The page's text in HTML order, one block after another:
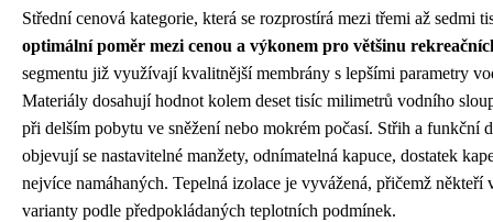
Střední cenová kategorie, která se rozprostírá mezi třemi až sedmi
optimální poměr mezi cenou a výkonem pro většinu
segmentu již využívají kvalitnější membrány s lepšími parametry
Materiály dosahují hodnot kolem deset tisíc milimetrů vodního
při delším pobytu ve sněžení nebo mokrém počasí. Střih a funkční
objevují se nastavitelné manžety, odnímatelná kapuce, dostatek
nejvíce namáhaných. Tepelná izolace je vyvážená, přičemž někteří
varianty podle předpokládaných teplotních podmínek.